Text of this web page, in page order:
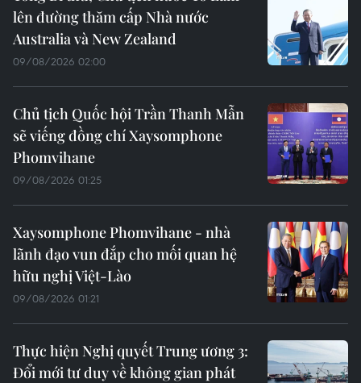
lên đường thăm cấp Nhà nước
Australia và New Zealand
09/08/2026 02:00
Chủ tịch Quốc hội Trần Thanh Mẫn
sẽ viếng đồng chí Xaysomphone
Phomvihane
09/08/2026 01:25
Xaysomphone Phomvihane - nhà
lãnh đạo vun đắp cho mối quan hệ
hữu nghị Việt-Lào
09/08/2026 01:21
Thực hiện Nghị quyết Trung ương 3:
Đổi mới tư duy về không gian phát